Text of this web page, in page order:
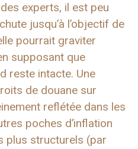
experts, il est peu
jusqu’à l’objectif de
pourrait graviter
supposant que
reste intacte. Une
de douane sur
reflétée dans les
poches d’inflation
plus structurels (par